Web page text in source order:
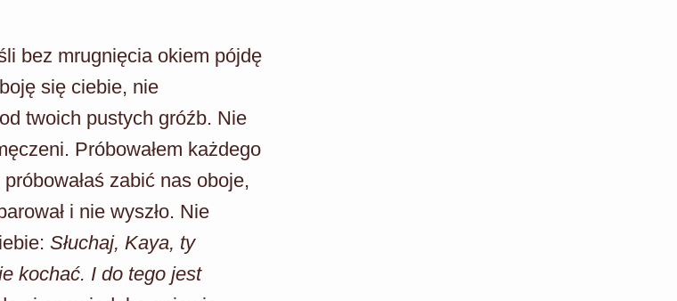
bez mrugnięcia okiem pójdę
się ciebie, nie
twoich pustych gróźb. Nie
Próbowałem każdego
zabić nas oboje,
i nie wyszło. Nie
Słuchaj, Kaya, ty
kochać. I do tego jest